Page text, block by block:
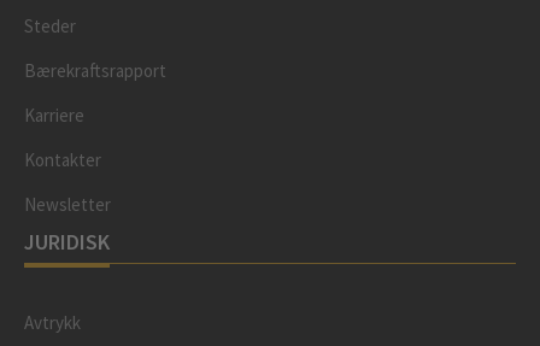
Steder
Bærekraftsrapport
Karriere
Kontakter
Newsletter
JURIDISK
Avtrykk